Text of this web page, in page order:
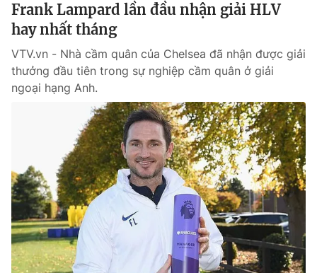
Frank Lampard lần đầu nhận giải HLV
hay nhất tháng
VTV.vn - Nhà cầm quân của Chelsea đã nhận được giải
thưởng đầu tiên trong sự nghiệp cầm quân ở giải
ngoại hạng Anh.